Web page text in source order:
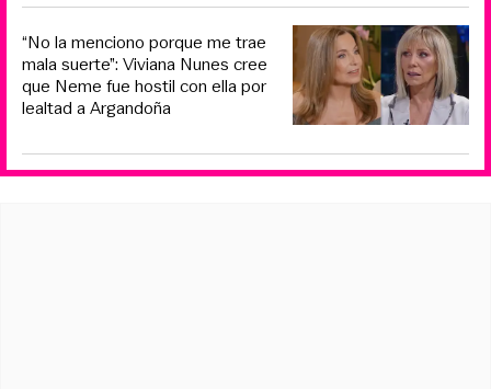
“No la menciono porque me trae
mala suerte”: Viviana Nunes cree
que Neme fue hostil con ella por
lealtad a Argandoña